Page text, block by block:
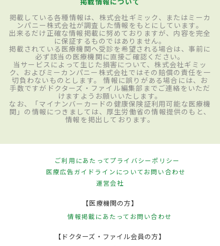
掲載している各種情報は、株式会社ギミック、またはミーカ
ンパニー株式会社が調査した情報をもとにしています。
出来るだけ正確な情報掲載に努めておりますが、内容を完全
に保証するものではありません。
掲載されている医療機関へ受診を希望される場合は、事前に
必ず該当の医療機関に直接ご確認ください。
当サービスによって生じた損害について、株式会社ギミッ
ク、およびミーカンパニー株式会社ではその賠償の責任を一
切負わないものとします。 情報に誤りがある場合には、お
手数ですがドクターズ・ファイル編集部までご連絡をいただ
けますようお願いいたします。
なお、「マイナンバーカードの健康保険証利用可能な医療機
関」の情報につきましては、厚生労働省の情報提供のもと、
情報を掲出しております。
ご利用にあたってプライバシーポリシー
医療広告ガイドラインについてお問い合わせ
運営会社
【医療機関の方】
情報掲載にあたって お問い合わせ
【ドクターズ・ファイル会員の方】